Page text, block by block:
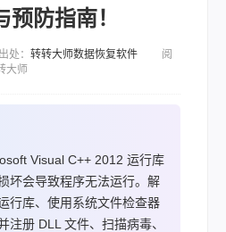
防指南！
： 转转大师数据恢复软件 阅
师
Visual C++ 2012 运行库
坏会导致程序无法运行。解
行库、使用系统文件检查器
注册 DLL 文件、扫描病毒、